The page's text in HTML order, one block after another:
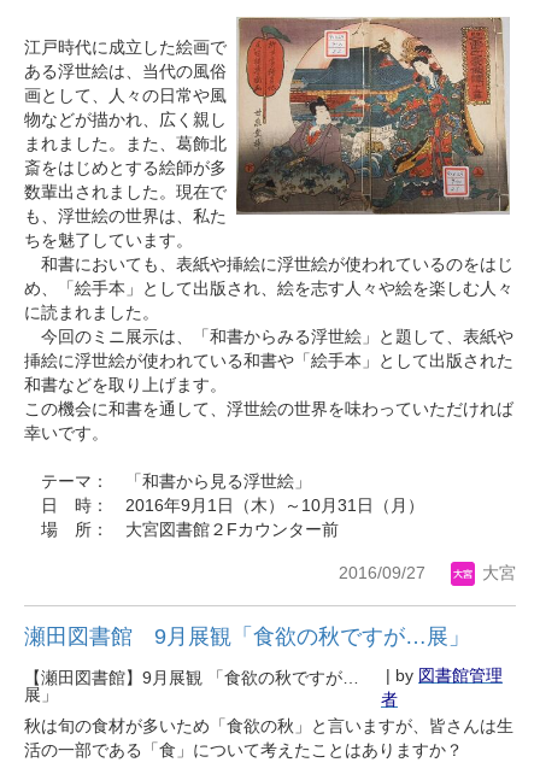
江戸時代に成立した絵画で
ある浮世絵は、当代の風俗
画として、人々の日常や風
物などが描かれ、広く親し
まれました。また、葛飾北
斎をはじめとする絵師が多
数輩出されました。現在で
も、浮世絵の世界は、私た
ちを魅了しています。
和書においても、表紙や挿絵に浮世絵が使われているのをはじ
め、「絵手本」として出版され、絵を志す人々や絵を楽しむ人々
に読まれました。
今回のミニ展示は、「和書からみる浮世絵」と題して、表紙や
挿絵に浮世絵が使われている和書や「絵手本」として出版された
和書などを取り上げます。
この機会に和書を通して、浮世絵の世界を味わっていただければ
幸いです。
テーマ： 「和書から見る浮世絵」
日 時： 2016年9月1日（木）～10月31日（月）
場 所： 大宮図書館２Fカウンター前
2016/09/27 大宮
瀬田図書館 9月展観「食欲の秋ですが…展」
【瀬田図書館】9月展観 「食欲の秋ですが…
展」
| by 図書館管理
者
秋は旬の食材が多いため「食欲の秋」と言いますが、皆さんは生
活の一部である「食」について考えたことはありますか？